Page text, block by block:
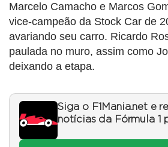
Marcelo Camacho e Marcos
vice-campeão da Stock Car de
avariando seu carro. Ricardo
paulada no muro, assim como
deixando a etapa.
Siga o F1Mania.net e
notícias da Fórmula 1